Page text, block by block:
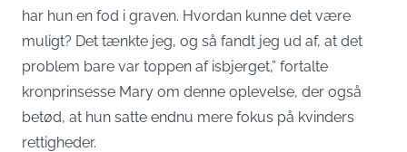
har hun en fod i graven. Hvordan kunne det være
muligt? Det tænkte jeg, og så fandt jeg ud af, at det
problem bare var toppen af isbjerget,” fortalte
kronprinsesse Mary om denne oplevelse, der også
betød, at hun satte endnu mere fokus på kvinders
rettigheder.